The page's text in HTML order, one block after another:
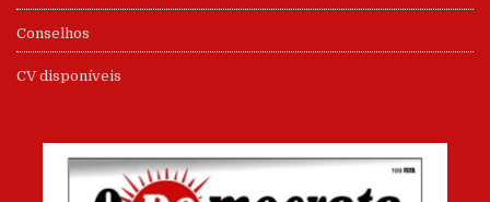
Conselhos
CV disponíveis